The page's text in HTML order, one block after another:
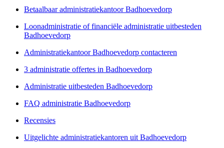
Betaalbaar administratiekantoor Badhoevedorp
Loonadministratie of financiële administratie uitbesteden
Badhoevedorp
Administratiekantoor Badhoevedorp contacteren
3 administratie offertes in Badhoevedorp
Administratie uitbesteden Badhoevedorp
FAQ administratie Badhoevedorp
Recensies
Uitgelichte administratiekantoren uit Badhoevedorp